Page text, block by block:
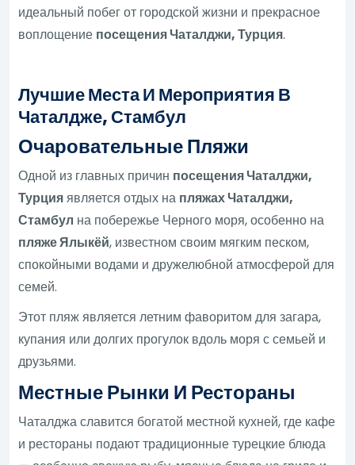
идеальный побег от городской жизни и прекрасное
воплощение посещения Чаталджи, Турция.
Лучшие Места И Мероприятия В
Чаталдже, Стамбул
Очаровательные Пляжи
Одной из главных причин посещения Чаталджи,
Турцияявляется отдых на пляжах Чаталджи,
Стамбул на побережье Черного моря, особенно на
пляже Ялыкёй, известном своим мягким песком,
спокойными водами и дружелюбной атмосферой для
семей.
Этот пляж является летним фаворитом для загара,
купания или долгих прогулок вдоль моря с семьей и
друзьями.
Местные Рынки И Рестораны
Чаталджа славится богатой местной кухней, где кафе
и рестораны подают традиционные турецкие блюда